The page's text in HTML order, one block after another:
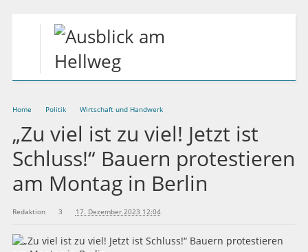
Home Politik Wirtschaft und Handwerk
„Zu viel ist zu viel! Jetzt ist
Schluss!“ Bauern protestieren
am Montag in Berlin
Redaktion 3 17. Dezember 2023 12:04